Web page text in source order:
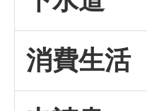
消費生活